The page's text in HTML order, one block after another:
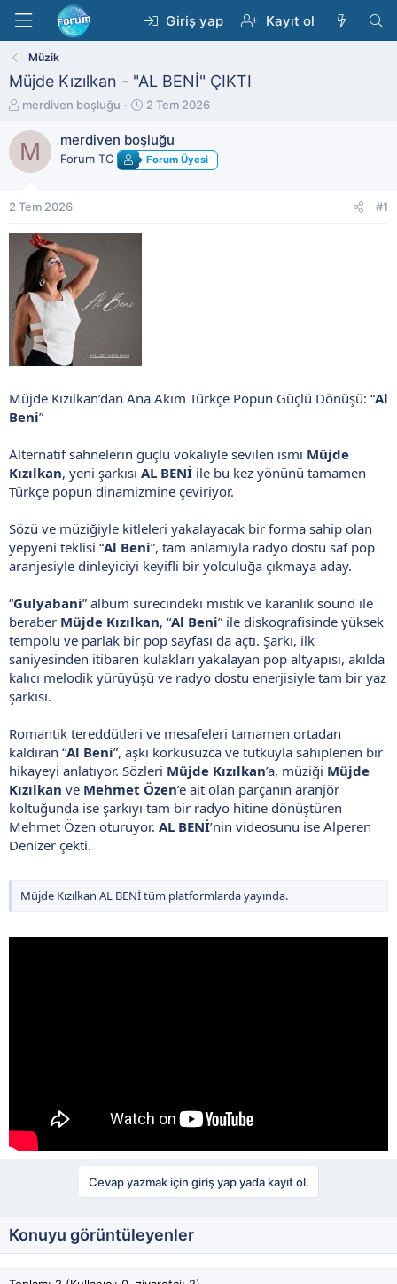
Giriş yap Kayıt ol
Müzik
Müjde Kızılkan - "AL BENİ" ÇIKTI
K
n
b
u
b
a
a
t
n
merdiven boşluğu
B
ş
l
a
2 Tem 2026
M merdiven boşluğu
Forum TC Forum Üyesi
2 Tem 2026 #1
Müjde Kızılkan’dan Ana Akım Türkçe Popun Güçlü Dönüşü: “Al
Beni”
Alternatif sahnelerin güçlü vokaliyle sevilen ismi Müjde
Kızılkan, yeni şarkısı AL BENİ ile bu kez yönünü tamamen
Türkçe popun dinamizmine çeviriyor.
Sözü ve müziğiyle kitleleri yakalayacak bir forma sahip olan
yepyeni teklisi “Al Beni”, tam anlamıyla radyo dostu saf pop
aranjesiyle dinleyiciyi keyifli bir yolculuğa çıkmaya aday.
“Gulyabani” albüm sürecindeki mistik ve karanlık sound ile
beraber Müjde Kızılkan, “Al Beni” ile diskografisinde yüksek
tempolu ve parlak bir pop sayfası da açtı. Şarkı, ilk
saniyesinden itibaren kulakları yakalayan pop altyapısı, akılda
kalıcı melodik yürüyüşü ve radyo dostu enerjisiyle tam bir yaz
şarkısı.
Romantik tereddütleri ve mesafeleri tamamen ortadan
kaldıran “Al Beni”, aşkı korkusuzca ve tutkuyla sahiplenen bir
hikayeyi anlatıyor. Sözleri Müjde Kızılkan’a, müziği Müjde
Kızılkan ve Mehmet Özen’e ait olan parçanın aranjör
koltuğunda ise şarkıyı tam bir radyo hitine dönüştüren
Mehmet Özen oturuyor. AL BENİ’nin videosunu ise Alperen
Denizer çekti.
Müjde Kızılkan AL BENİ tüm platformlarda yayında.
Cevap yazmak için giriş yap yada kayıt ol.
Konuyu görüntüleyenler